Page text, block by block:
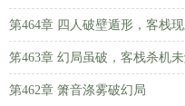
第464章 四人破壁遁形，客栈
笫463章 幻局虽破，客栈杀机
第462章 箫音涤雾破幻局